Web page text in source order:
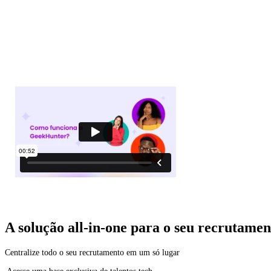
A solução all-in-one para o seu
Centralize todo o seu recrutamento em um só lugar